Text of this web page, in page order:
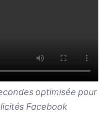
optimisée pour
Facebook